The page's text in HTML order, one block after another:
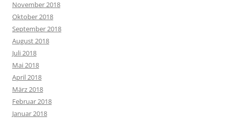
November 2018
Oktober 2018
September 2018
August 2018
Juli 2018
Mai 2018
April 2018
März 2018
Februar 2018
Januar 2018